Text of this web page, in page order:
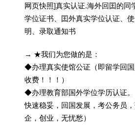
网页快照]真实认证.海外回囯的同
学位证书、囯外真实学位认证、
明、录取通知书
→ ★我们为您做的是：
◆办理真实使馆公证（即留学回
收费！！！）
◆办理教育部国外学位学历认证。
快速稳妥，回国发展，考公务员
企，创业，无忧愁）